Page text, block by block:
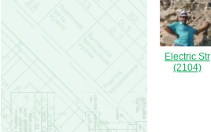
Electric Str
(2104)